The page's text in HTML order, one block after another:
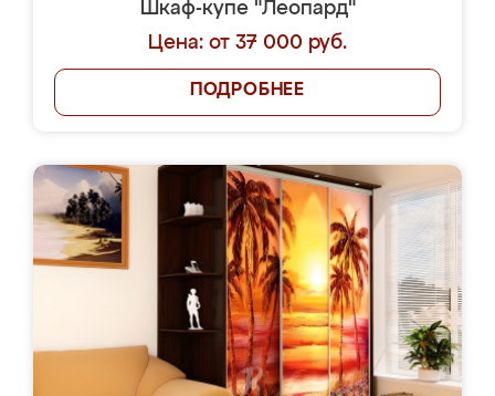
Шкаф-купе "Леопард"
Цена: от 37 000 руб.
ПОДРОБНЕЕ